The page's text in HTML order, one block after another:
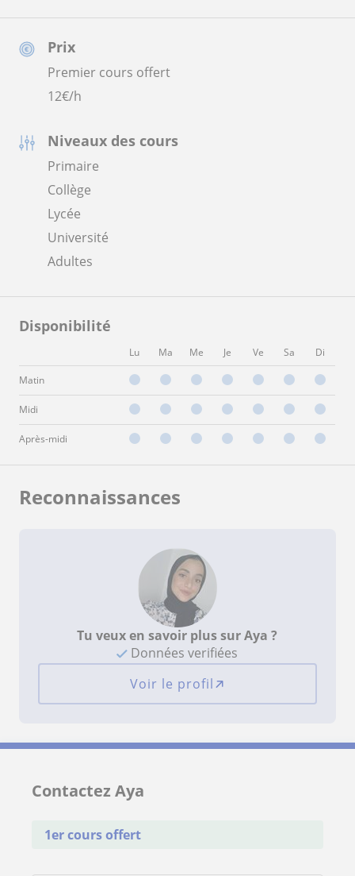
Prix
Premier cours offert
12€/h
Niveaux des cours
Primaire
Collège
Lycée
Université
Adultes
Disponibilité
Lu Ma Me Je Ve Sa Di
Matin
Midi
Après-midi
Reconnaissances
Tu veux en savoir plus sur Aya ?
Données verifiées
Voir le profil
Contactez Aya
1er cours offert